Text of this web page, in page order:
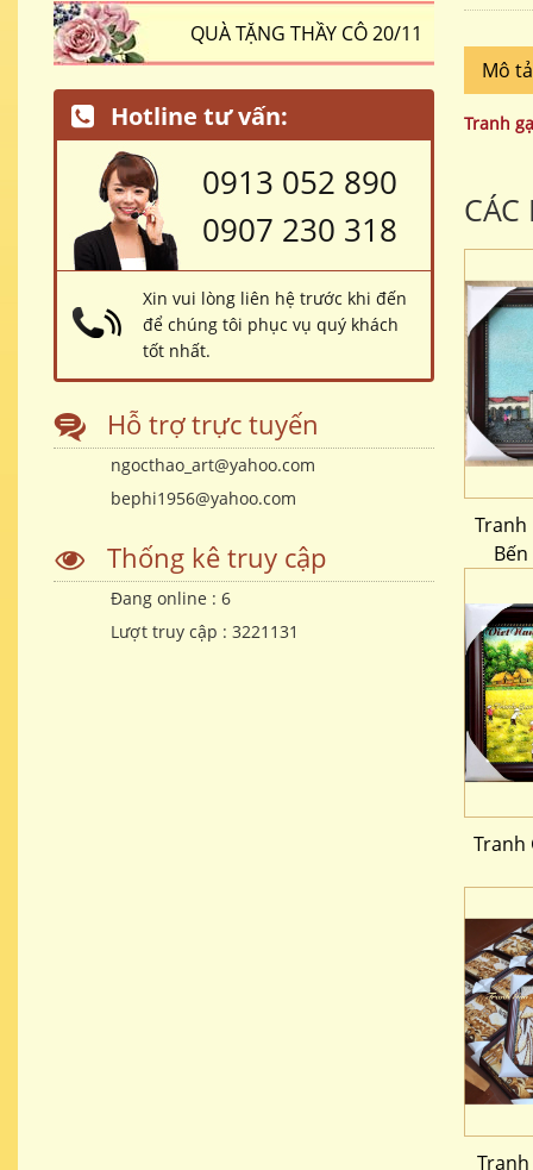
Mô
Tranh
Tranh
Tranh
QUÀ TẶNG THẦY CÔ 20/11
Hotline tư vấn:
0913 052 890
0907 230 318
Xin vui lòng liên hệ trước khi đến
để chúng tôi phục vụ quý khách
tốt nhất.
Hỗ trợ trực tuyến
ngocthao_art@yahoo.com
bephi1956@yahoo.com
Thống kê truy cập
Đang online : 6
Lượt truy cập : 3221131